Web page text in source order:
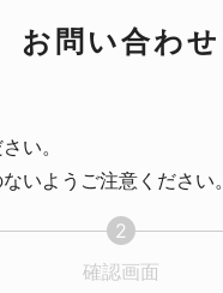
お問い合わせ
い。
いようご注意ください。
2
確認画面